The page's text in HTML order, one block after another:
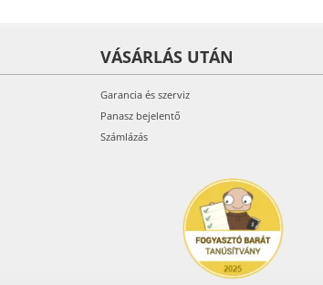
VÁSÁRLÁS UTÁN
Garancia és szerviz
Panasz bejelentő
Számlázás